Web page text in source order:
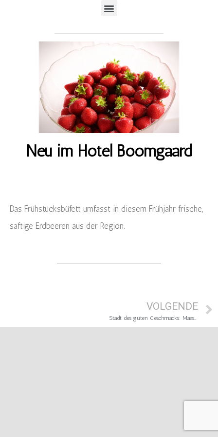
Neu im Hotel Boomgaard
Das Frühstücksbüfett umfasst in diesem Frühjahr frische,
saftige Erdbeeren aus der Region.
VOLGENDE
Stadt des guten Geschmacks: Maastricht